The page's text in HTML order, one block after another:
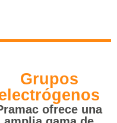
Grupos
ofrece una